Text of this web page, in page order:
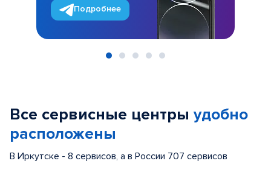
Подробнее
Все сервисные центры удобно
расположены
В Иркутске - 8 сервисов, а в России 707 сервисов